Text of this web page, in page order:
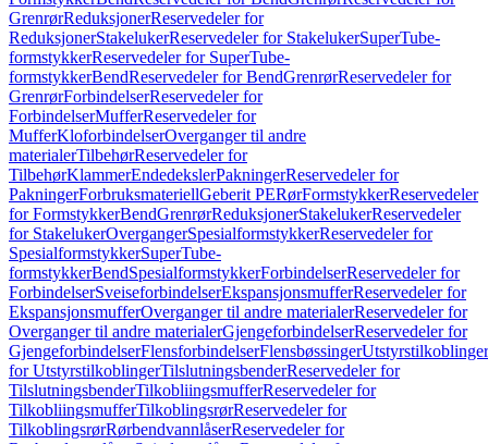
GrenrørReduksjonerReservedeler for
ReduksjonerStakelukerReservedeler for StakelukerSuperTube-
formstykkerReservedeler for SuperTube-
formstykkerBendReservedeler for BendGrenrørReservedeler for
GrenrørForbindelserReservedeler for
ForbindelserMufferReservedeler for
MufferKloforbindelserOverganger til andre
materialerTilbehørReservedeler for
TilbehørKlammerEndedekslerPakningerReservedeler for
PakningerForbruksmateriellGeberit PERørFormstykkerReservedeler
for FormstykkerBendGrenrørReduksjonerStakelukerReservedeler
for StakelukerOvergangerSpesialformstykkerReservedeler for
SpesialformstykkerSuperTube-
formstykkerBendSpesialformstykkerForbindelserReservedeler for
ForbindelserSveiseforbindelserEkspansjonsmufferReservedeler for
EkspansjonsmufferOverganger til andre materialerReservedeler for
Overganger til andre materialerGjengeforbindelserReservedeler for
GjengeforbindelserFlensforbindelserFlensbøssingerUtstyrstilkoblinger
for UtstyrstilkoblingerTilslutningsbenderReservedeler for
TilslutningsbenderTilkobliingsmufferReservedeler for
TilkobliingsmufferTilkoblingsrørReservedeler for
TilkoblingsrørRørbendvannlåserReservedeler for